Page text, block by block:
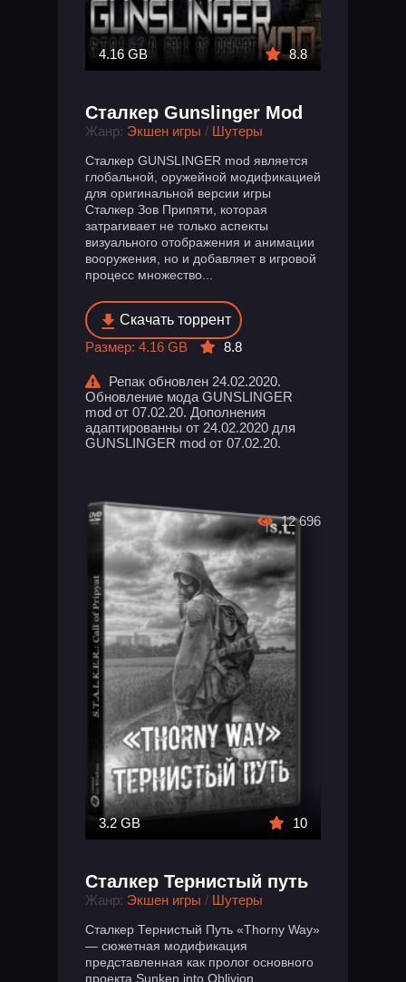
4.16 GB 8.8
Сталкер Gunslinger Mod
Жанр: Экшен игры / Шутеры
Сталкер GUNSLINGER mod является
глобальной, оружейной модификацией
для оригинальной версии игры
Сталкер Зов Припяти, которая
затрагивает не только аспекты
визуального отображения и анимации
вооружения, но и добавляет в игровой
процесс множество...
Скачать торрент
Размер: 4.16 GB
8.8
Репак обновлен 24.02.2020.
Обновление мода GUNSLINGER
mod от 07.02.20. Дополнения
адаптированны от 24.02.2020 для
GUNSLINGER mod от 07.02.20.
3.2 GB 10
Сталкер Тернистый путь
Жанр: Экшен игры / Шутеры
Сталкер Тернистый Путь «Thorny Way»
— сюжетная модификация
представленная как пролог основного
проекта Sunken into Oblivion,
12 696